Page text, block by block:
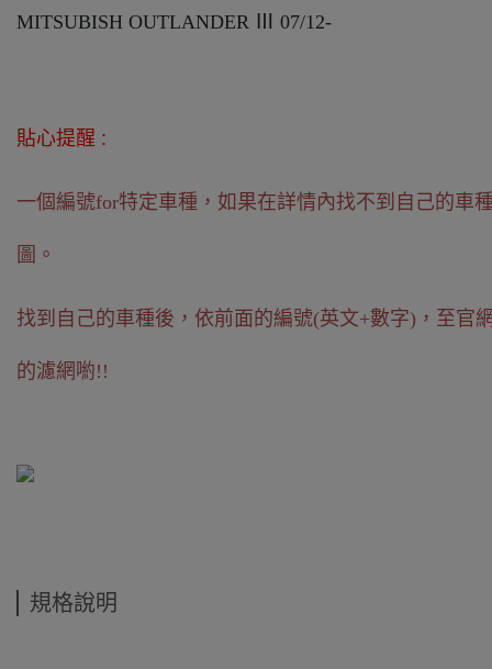
MITSUBISH OUTLANDER Ⅲ 07/12-
貼心提醒 :
一個編號for特定車種，如果在詳情內找不到自己的車
圖。
找到自己的車種後，依前面的編號(英文+數字)，至官
的濾網喲!!
規格說明